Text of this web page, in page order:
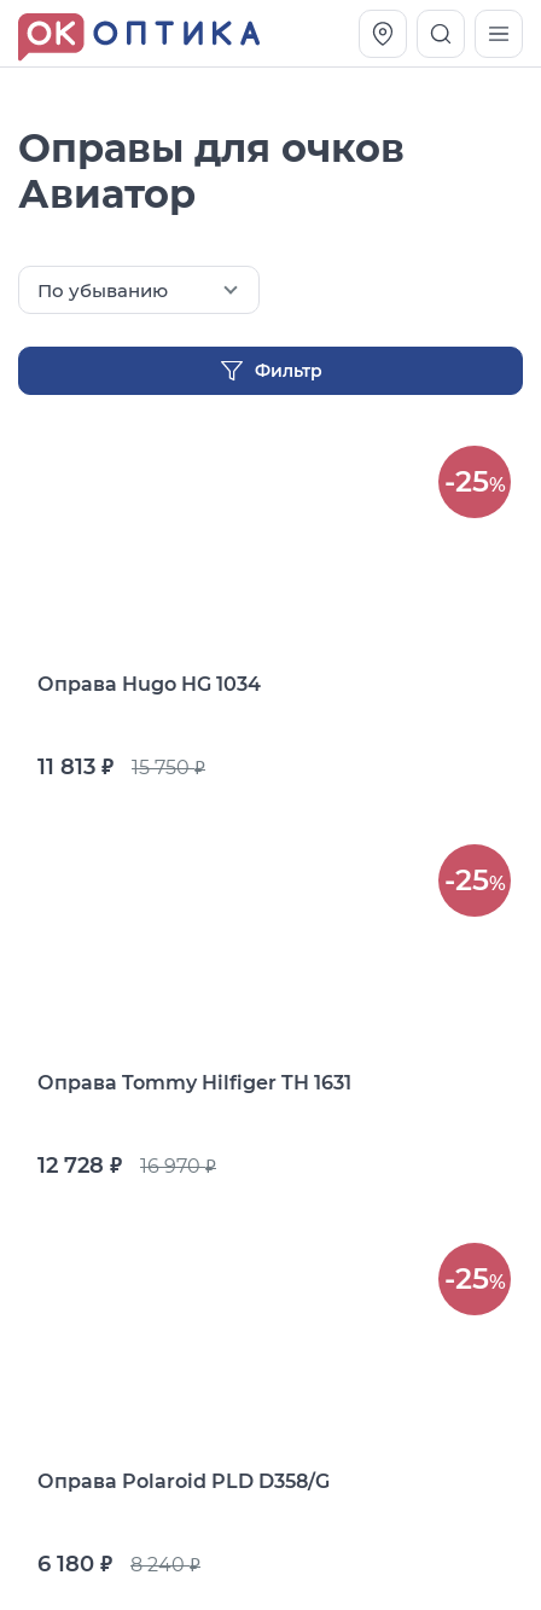
Оправы для очков
Авиатор
По убыванию
Фильтр
-25%
Оправа Hugo HG 1034
11 813 руб. 15 750руб.
-25%
Оправа Tommy Hilfiger TH 1631
12 728 руб. 16 970руб.
-25%
Оправа Polaroid PLD D358/G
6 180 руб. 8 240руб.